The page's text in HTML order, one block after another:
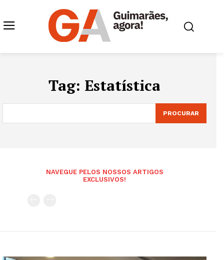
Tag: Estatística
PROCURAR
NAVEGUE PELOS NOSSOS ARTIGOS
EXCLUSIVOS!